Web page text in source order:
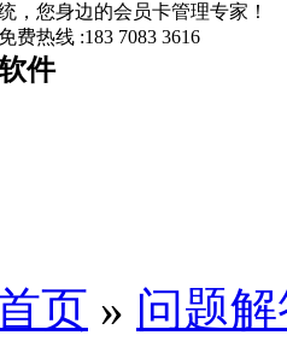
，您身边的会员卡管理专家！
费热线 :183 7083 3616
页 » 问题